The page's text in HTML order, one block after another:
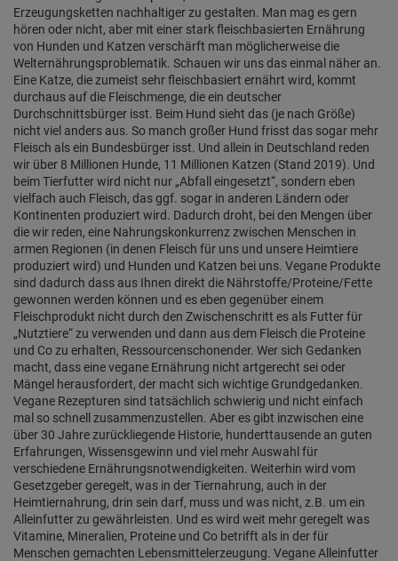
Erzeugungsketten nachhaltiger zu gestalten. Man mag es gern
hören oder nicht, aber mit einer stark fleischbasierten Ernährung
von Hunden und Katzen verschärft man möglicherweise die
Welternährungsproblematik. Schauen wir uns das einmal näher an.
Eine Katze, die zumeist sehr fleischbasiert ernährt wird, kommt
durchaus auf die Fleischmenge, die ein deutscher
Durchschnittsbürger isst. Beim Hund sieht das (je nach Größe)
nicht viel anders aus. So manch großer Hund frisst das sogar mehr
Fleisch als ein Bundesbürger isst. Und allein in Deutschland reden
wir über 8 Millionen Hunde, 11 Millionen Katzen (Stand 2019). Und
beim Tierfutter wird nicht nur „Abfall eingesetzt“, sondern eben
vielfach auch Fleisch, das ggf. sogar in anderen Ländern oder
Kontinenten produziert wird. Dadurch droht, bei den Mengen über
die wir reden, eine Nahrungskonkurrenz zwischen Menschen in
armen Regionen (in denen Fleisch für uns und unsere Heimtiere
produziert wird) und Hunden und Katzen bei uns. Vegane Produkte
sind dadurch dass aus Ihnen direkt die Nährstoffe/Proteine/Fette
gewonnen werden können und es eben gegenüber einem
Fleischprodukt nicht durch den Zwischenschritt es als Futter für
„Nutztiere“ zu verwenden und dann aus dem Fleisch die Proteine
und Co zu erhalten, Ressourcenschonender. Wer sich Gedanken
macht, dass eine vegane Ernährung nicht artgerecht sei oder
Mängel herausfordert, der macht sich wichtige Grundgedanken.
Vegane Rezepturen sind tatsächlich schwierig und nicht einfach
mal so schnell zusammenzustellen. Aber es gibt inzwischen eine
über 30 Jahre zurückliegende Historie, hunderttausende an guten
Erfahrungen, Wissensgewinn und viel mehr Auswahl für
verschiedene Ernährungsnotwendigkeiten. Weiterhin wird vom
Gesetzgeber geregelt, was in der Tiernahrung, auch in der
Heimtiernahrung, drin sein darf, muss und was nicht, z.B. um ein
Alleinfutter zu gewährleisten. Und es wird weit mehr geregelt was
Vitamine, Mineralien, Proteine und Co betrifft als in der für
Menschen gemachten Lebensmittelerzeugung. Vegane Alleinfutter